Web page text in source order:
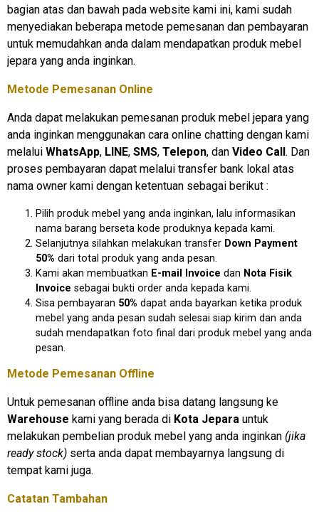
bagian atas dan bawah pada website kami ini, kami sudah
menyediakan beberapa metode pemesanan dan pembayaran
untuk memudahkan anda dalam mendapatkan produk mebel
jepara yang anda inginkan.
Metode Pemesanan Online
Anda dapat melakukan pemesanan produk mebel jepara yang
anda inginkan menggunakan cara online chatting dengan kami
melalui WhatsApp, LINE, SMS, Telepon, dan Video Call. Dan
proses pembayaran dapat melalui transfer bank lokal atas
nama owner kami dengan ketentuan sebagai berikut :
Pilih produk mebel yang anda inginkan, lalu informasikan
nama barang berseta kode produknya kepada kami.
Selanjutnya silahkan melakukan transfer Down Payment
50% dari total produk yang anda pesan.
Kami akan membuatkan E-mail Invoice dan Nota Fisik
Invoice sebagai bukti order anda kepada kami.
Sisa pembayaran 50% dapat anda bayarkan ketika produk
mebel yang anda pesan sudah selesai siap kirim dan anda
sudah mendapatkan foto final dari produk mebel yang anda
pesan.
Metode Pemesanan Offline
Untuk pemesanan offline anda bisa datang langsung ke
Warehouse kami yang berada di Kota Jepara untuk
melakukan pembelian produk mebel yang anda inginkan (jika
ready stock) serta anda dapat membayarnya langsung di
tempat kami juga.
Catatan Tambahan